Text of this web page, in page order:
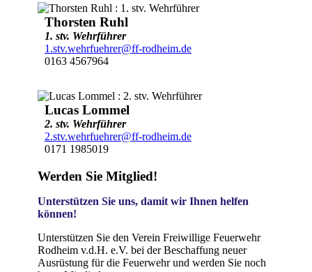
Thorsten Ruhl
1. stv. Wehrführer
1.stv.wehrfuehrer@ff-rodheim.de
0163 4567964
Lucas Lommel
2. stv. Wehrführer
2.stv.wehrfuehrer@ff-rodheim.de
0171 1985019
Werden Sie Mitglied!
Unterstützen Sie uns, damit wir Ihnen helfen
können!
Unterstützen Sie den Verein Freiwillige Feuerwehr
Rodheim v.d.H. e.V. bei der Beschaffung neuer
Ausrüstung für die Feuerwehr und werden Sie noch